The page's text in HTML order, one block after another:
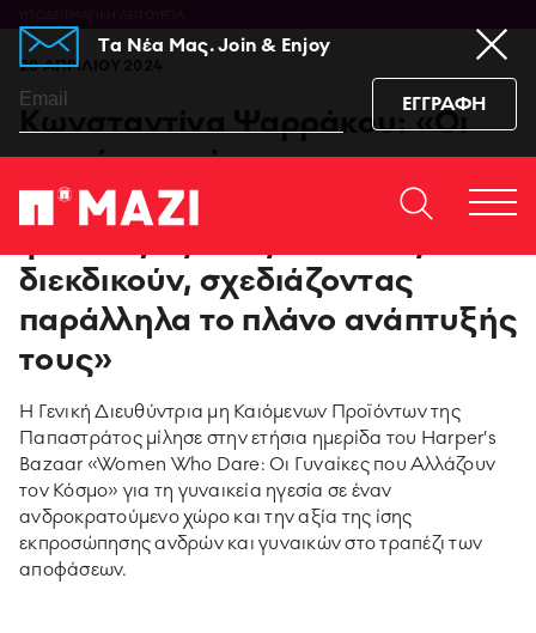
Tα Νέα Μας. Join & Enjoy
ΕΓΓΡΑΦΗ
Home
95 ΧΡΟΝΙΑ ΠΑΠΑΣΤΡΑΤΟΣ
MEDIA CENTER
ΚΑΙΝΟΤΟΜΙΑ ΠΡΟΪΟΝΤΩΝ
ΥΠΟΔΕΙΓΜΑΤΙΚΗ ΛΕΙΤΟΥΡΓΙΑ
ΕΠΙΚΟΙΝΩΝΙΆ
sub_confirmation=1
29 ΑΠΡΙΛΙΟΥ 2024
Κωνσταντίνα Ψαρράκου: «Οι
γυναίκες πρέπει να
επικοινωνούν ανοιχτά τις
διεκδικούν, σχεδιάζοντας
παράλληλα το πλάνο ανάπτυξής
τους»
Η Γενική Διευθύντρια μη Καιόμενων Προϊόντων της
Παπαστράτος μίλησε στην ετήσια ημερίδα του Harper’s
Bazaar «Women Who Dare: Οι Γυναίκες που Αλλάζουν
τον Κόσμο» για τη γυναικεία ηγεσία σε έναν
ανδροκρατούμενο χώρο και την αξία της ίσης
εκπροσώπησης ανδρών και γυναικών στο τραπέζι των
αποφάσεων.